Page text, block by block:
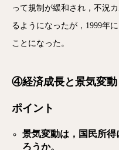
って規制が緩和され，不況
るようになったが，1999年
ことになった。
④経済成長と景気変動
ポイント
景気変動は，国民所
ろうか。